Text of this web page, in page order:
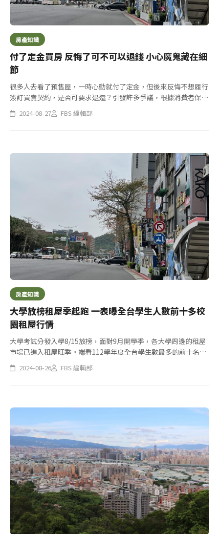
房產知識
付了定金買房 反悔了可不可以退錢 小心魔鬼藏在細
節
很多人去看了預售屋，一時心動就付了定金，但後來反悔不想履行
簽訂買賣契約，是否可要求退還？引發許多爭議，根據消費者保護
法規定，契約之審閱期間至少5天，但有許多銷售人員以話術在其
提供的定型化契約書記載，已確實了解契約無須審閱期，也因此契
2024-08-27 FBS 編輯部
房產知識
大學放榜租屋季起跑 一表曝全台學生人數前十多校
園租屋行情
大學考試分發入學8/15放榜，面對9月開學季，各大學周邊的租屋
市場已進入租屋旺季。端看112學年度全台學生數最多的前十名大
專院校及其周邊住宅租金中位數開價發現，十所中就有6所周邊的
「獨立套房」網路待租物件的中位數，租金開價都破萬，台大附近
2024-08-26 FBS 編輯部